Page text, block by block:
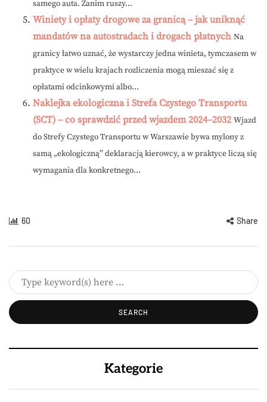
samego auta. Zanim ruszy...
Winiety i opłaty drogowe za granicą – jak uniknąć
mandatów na autostradach i drogach płatnych Na
granicy łatwo uznać, że wystarczy jedna winieta, tymczasem w
praktyce w wielu krajach rozliczenia mogą mieszać się z
opłatami odcinkowymi albo...
Naklejka ekologiczna i Strefa Czystego Transportu
(SCT) – co sprawdzić przed wjazdem 2024–2032 Wjazd
do Strefy Czystego Transportu w Warszawie bywa mylony z
samą „ekologiczną” deklaracją kierowcy, a w praktyce liczą się
wymagania dla konkretnego...
60 Share
Kategorie